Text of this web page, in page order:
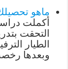
ماهو
أكملت
التحقت
الطيار
وبعدها